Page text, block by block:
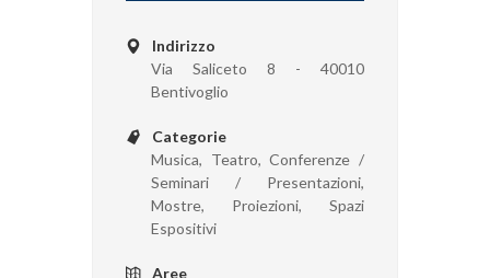
Indirizzo
Via Saliceto 8 - 40010
Bentivoglio
Categorie
Musica, Teatro, Conferenze /
Seminari / Presentazioni,
Mostre, Proiezioni, Spazi
Espositivi
Aree